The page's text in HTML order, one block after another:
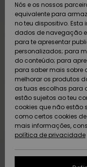
SURF
SNOW
DUPLA
PROMO
AJUDA
SUSTAINABILITY
Nós e os nossos
equivalente para
no teu dispositivo.
dados de navegação e
para te apresentar
personalizados; para
do conteúdo; para
para saber mais sobre
melhorar os produtos
as tuas escolhas para
estão sujeitos ao teu
cookies que não estão
como certos cookies
mais informações,
política de privacidade